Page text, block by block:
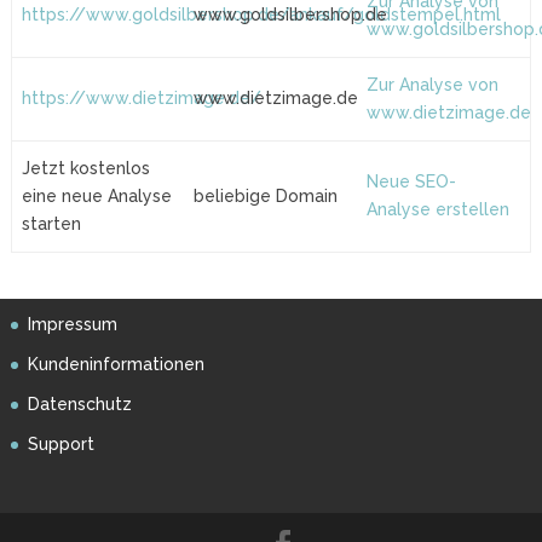
https://www.goldsilbershop.de/ankauf/goldstempel.html
www.goldsilbershop.de
https://www.dietzimage.de/www.dietzimage.de
Zur Analyse von
www.dietzimage.de
Jetzt kostenlos
eine neue Analyse
starten
beliebige Domain
Neue SEO-
Analyse erstellen
Impressum
Kundeninformationen
Datenschutz
Support